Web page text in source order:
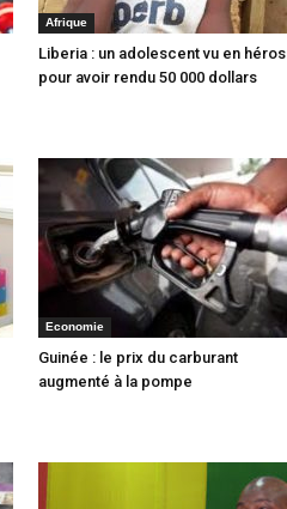
Afrique
Liberia : un adolescent vu en héros
pour avoir rendu 50 000 dollars
Economie
Guinée : le prix du carburant
augmenté à la pompe